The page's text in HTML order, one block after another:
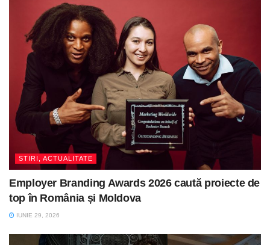
STIRI, ACTUALITATE
Employer Branding Awards 2026 caută proiecte de
top în România și Moldova
IUNIE 29, 2026